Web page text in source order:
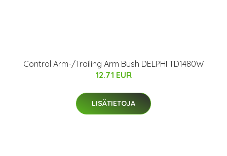
Control Arm-/Trailing Arm Bush DELPHI TD1480W
12.71 EUR
LISÄTIETOJA